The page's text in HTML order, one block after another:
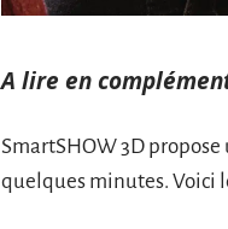
A lire en
SmartSHOW 3D
quelques minutes. Voici